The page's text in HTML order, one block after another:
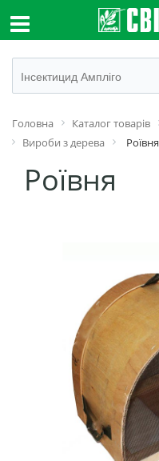
Головна Каталог товарів
Вироби з дерева
Роївня
Роївня